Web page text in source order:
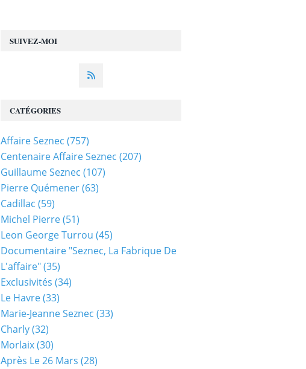
SUIVEZ-MOI
CATÉGORIES
Affaire Seznec (757)
Centenaire Affaire Seznec (207)
Guillaume Seznec (107)
Pierre Quémener(63)
Cadillac (59)
Michel Pierre(51)
Leon George Turrou (45)
Documentaire "seznec, La Fabrique De
L'affaire"(35)
Exclusivités (34)
Le Havre(33)
Marie-Jeanne Seznec (33)
Charly(32)
Morlaix(30)
Après Le 26 Mars (28)